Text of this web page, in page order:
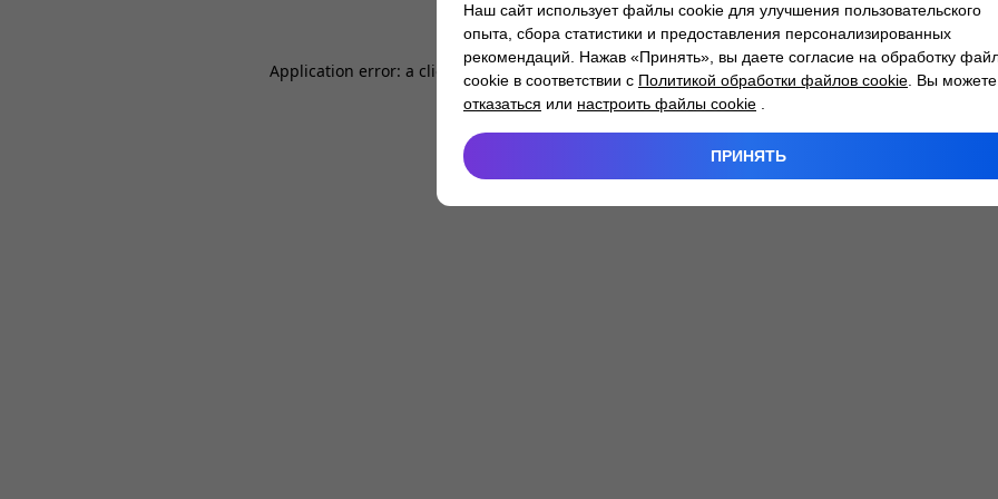
Application error: a client -side exception has occurred while loading atlantm.by (see the
Наш сайт использует файлы cookie для улучшения пользовательского
опыта, сбора статистики и предоставления персонализированных
рекомендаций. Нажав «Принять», вы даете согласие на обработку
cookie в соответствии с Политикой обработки файлов cookie . Вы можете
отказаться или настроить файлы cookie
ПРИНЯТЬ